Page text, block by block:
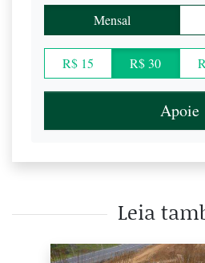
Mensal
R$ 15 R$ 30
Apoie
Leia